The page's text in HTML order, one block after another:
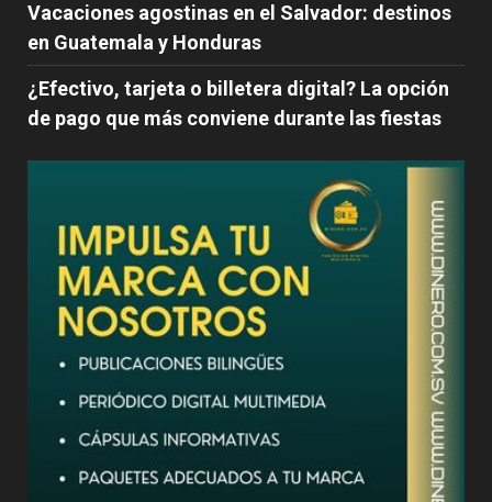
Vacaciones agostinas en el Salvador: destinos
en Guatemala y Honduras
¿Efectivo, tarjeta o billetera digital? La opción
de pago que más conviene durante las fiestas